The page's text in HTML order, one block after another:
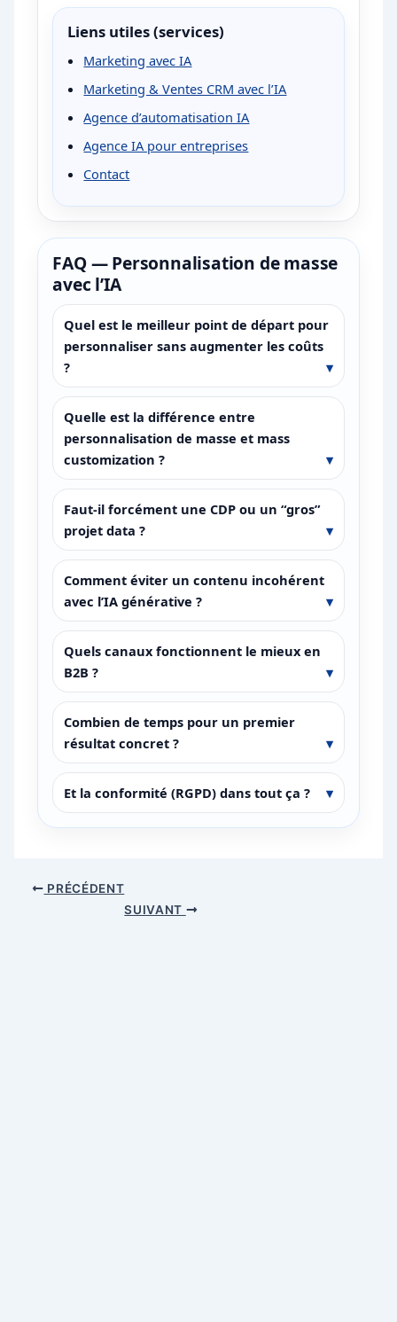
Liens utiles (services)
Marketing avec IA
Marketing & Ventes CRM avec l’IA
Agence d’automatisation IA
Agence IA pour entreprises
Contact
FAQ — Personnalisation de masse
avec l’IA
Quel est le meilleur point de départ pour
personnaliser sans augmenter les coûts
?
Quelle est la différence entre
personnalisation de masse et mass
customization ?
Faut-il forcément une CDP ou un “gros”
projet data ?
Comment éviter un contenu incohérent
avec l’IA générative ?
Quels canaux fonctionnent le mieux en
B2B ?
Combien de temps pour un premier
résultat concret ?
Et la conformité (RGPD) dans tout ça ?
PRÉCÉDENT
SUIVANT